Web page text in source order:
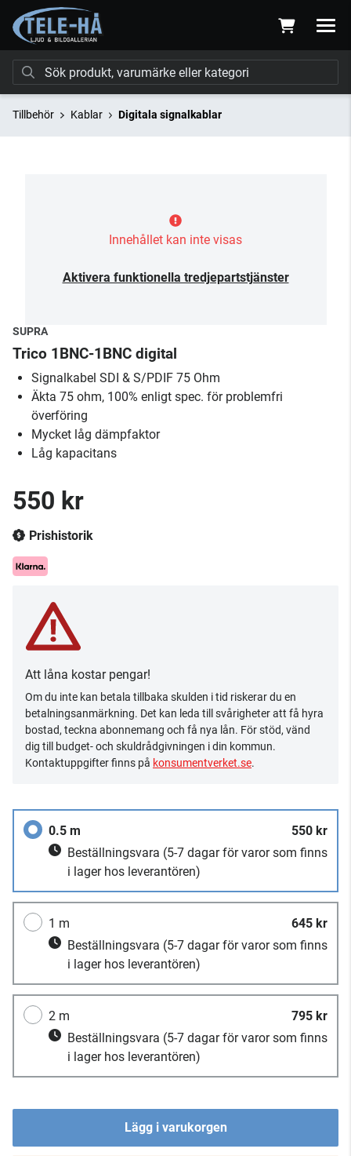
Tillbehör Kablar Digitala signalkablar
Innehållet kan inte visas
Aktivera funktionella tredjepartstjänster
SUPRA
Trico 1BNC-1BNC digital
Signalkabel SDI & S/PDIF 75 Ohm
Äkta 75 ohm, 100% enligt spec. för problemfri
överföring
Mycket låg dämpfaktor
Låg kapacitans
550 kr
Prishistorik
Att låna kostar pengar!
Om du inte kan betala tillbaka skulden i tid riskerar du en
betalningsanmärkning. Det kan leda till svårigheter att få hyra
bostad, teckna abonnemang och få nya lån. För stöd, vänd
dig till budget- och skuldrådgivningen i din kommun.
Kontaktuppgifter finns på konsumentverket.se.
0.5 m
550 kr
Beställningsvara (5-7 dagar för varor som finns
i lager hos leverantören)
1 m
645 kr
Beställningsvara (5-7 dagar för varor som finns
i lager hos leverantören)
2 m
795 kr
Beställningsvara (5-7 dagar för varor som finns
i lager hos leverantören)
Lägg i varukorgen